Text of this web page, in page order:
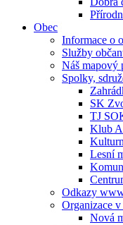
Obec
Informace o
Služby
Náš mapový
Spolky,
SK
TJ
Klub
Lesní
Odkazy
Organizace
Nová